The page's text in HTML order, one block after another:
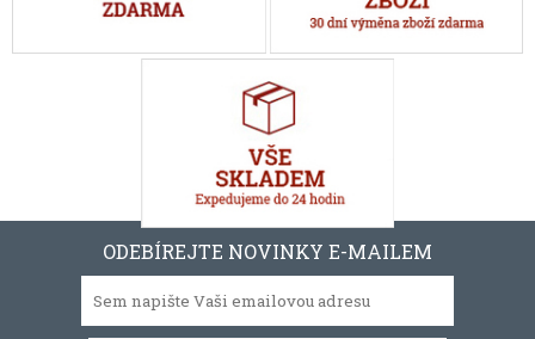
ODEBÍREJTE NOVINKY E-MAILEM